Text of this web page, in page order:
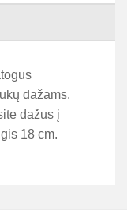
dažams.
dažus į
18 cm.